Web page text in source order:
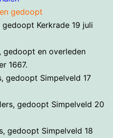
gedoopt
Kerkrade 19 juli
gedoopt en overleden
1667.
gedoopt Simpelveld 17
gedoopt Simpelveld 20
gedoopt Simpelveld 18